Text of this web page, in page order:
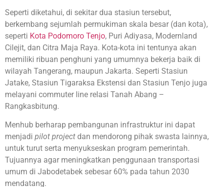
Seperti diketahui, di sekitar dua stasiun tersebut,
berkembang sejumlah permukiman skala besar (dan kota),
seperti Kota Podomoro Tenjo, Puri Adiyasa, Modernland
Cilejit, dan Citra Maja Raya. Kota-kota ini tentunya akan
memiliki ribuan penghuni yang umumnya bekerja baik di
wilayah Tangerang, maupun Jakarta. Seperti Stasiun
Jatake, Stasiun Tigaraksa Ekstensi dan Stasiun Tenjo juga
melayani commuter line relasi Tanah Abang –
Rangkasbitung.
Menhub berharap pembangunan infrastruktur ini dapat
menjadi pilot project dan mendorong pihak swasta lainnya,
untuk turut serta menyukseskan program pemerintah.
Tujuannya agar meningkatkan penggunaan transportasi
umum di Jabodetabek sebesar 60% pada tahun 2030
mendatang.